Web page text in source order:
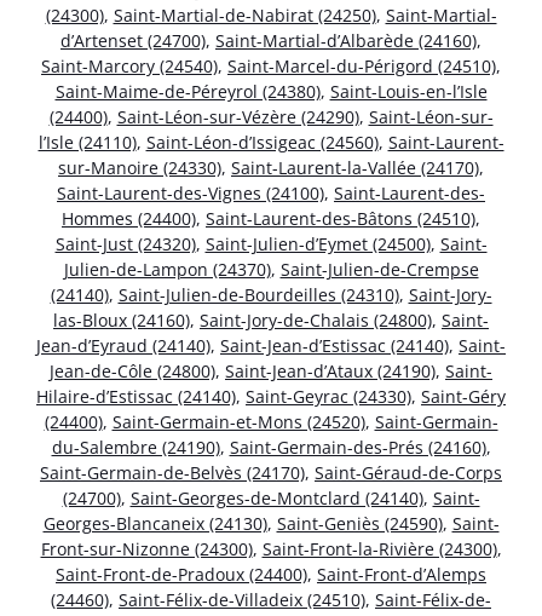
(24300), Saint-Martial-de-Nabirat (24250), Saint-Martial-
d’Artenset (24700), Saint-Martial-d’Albarède (24160),
Saint-Marcory (24540), Saint-Marcel-du-Périgord (24510),
Saint-Maime-de-Péreyrol (24380), Saint-Louis-en-l’Isle
(24400), Saint-Léon-sur-Vézère (24290), Saint-Léon-sur-
l’Isle (24110), Saint-Léon-d’Issigeac (24560), Saint-Laurent-
sur-Manoire (24330), Saint-Laurent-la-Vallée (24170),
Saint-Laurent-des-Vignes (24100), Saint-Laurent-des-
Hommes (24400), Saint-Laurent-des-Bâtons (24510),
Saint-Just (24320), Saint-Julien-d’Eymet (24500), Saint-
Julien-de-Lampon (24370), Saint-Julien-de-Crempse
(24140), Saint-Julien-de-Bourdeilles (24310), Saint-Jory-
las-Bloux (24160), Saint-Jory-de-Chalais (24800), Saint-
Jean-d’Eyraud (24140), Saint-Jean-d’Estissac (24140), Saint-
Jean-de-Côle (24800), Saint-Jean-d’Ataux (24190), Saint-
Hilaire-d’Estissac (24140), Saint-Geyrac (24330), Saint-Géry
(24400), Saint-Germain-et-Mons (24520), Saint-Germain-
du-Salembre (24190), Saint-Germain-des-Prés (24160),
Saint-Germain-de-Belvès (24170), Saint-Géraud-de-Corps
(24700), Saint-Georges-de-Montclard (24140), Saint-
Georges-Blancaneix (24130), Saint-Geniès (24590), Saint-
Front-sur-Nizonne (24300), Saint-Front-la-Rivière (24300),
Saint-Front-de-Pradoux (24400), Saint-Front-d’Alemps
(24460), Saint-Félix-de-Villadeix (24510), Saint-Félix-de-